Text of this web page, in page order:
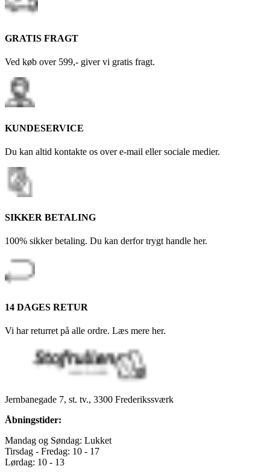
GRATIS FRAGT
Ved køb over 599,- giver vi gratis fragt.
KUNDESERVICE
Du kan altid kontakte os over e-mail eller sociale medier.
SIKKER BETALING
100% sikker betaling. Du kan derfor trygt handle her.
14 DAGES RETUR
Vi har returret på alle ordre. Læs mere her.
Jernbanegade 7, st. tv., 3300 Frederikssværk
Åbningstider:
Mandag og Søndag: Lukket
Tirsdag - Fredag: 10 - 17
Lørdag: 10 - 13